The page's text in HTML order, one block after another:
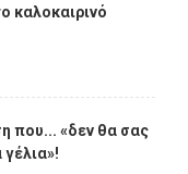
καλοκαιρινό
που... «δεν θα σας